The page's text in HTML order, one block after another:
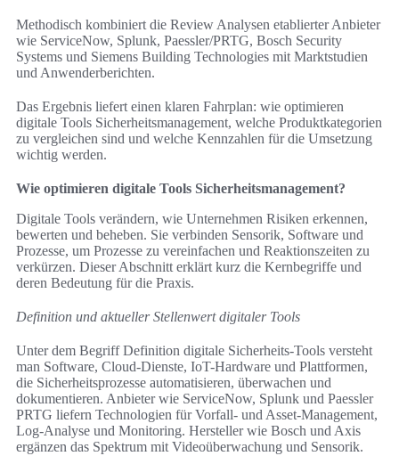
Methodisch kombiniert die Review Analysen etablierter Anbieter
wie ServiceNow, Splunk, Paessler/PRTG, Bosch Security
Systems und Siemens Building Technologies mit Marktstudien
und Anwenderberichten.
Das Ergebnis liefert einen klaren Fahrplan: wie optimieren
digitale Tools Sicherheitsmanagement, welche Produktkategorien
zu vergleichen sind und welche Kennzahlen für die Umsetzung
wichtig werden.
Wie optimieren digitale Tools Sicherheitsmanagement?
Digitale Tools verändern, wie Unternehmen Risiken erkennen,
bewerten und beheben. Sie verbinden Sensorik, Software und
Prozesse, um Prozesse zu vereinfachen und Reaktionszeiten zu
verkürzen. Dieser Abschnitt erklärt kurz die Kernbegriffe und
deren Bedeutung für die Praxis.
Definition und aktueller Stellenwert digitaler Tools
Unter dem Begriff Definition digitale Sicherheits-Tools versteht
man Software, Cloud-Dienste, IoT-Hardware und Plattformen,
die Sicherheitsprozesse automatisieren, überwachen und
dokumentieren. Anbieter wie ServiceNow, Splunk und Paessler
PRTG liefern Technologien für Vorfall- und Asset-Management,
Log-Analyse und Monitoring. Hersteller wie Bosch und Axis
ergänzen das Spektrum mit Videoüberwachung und Sensorik.